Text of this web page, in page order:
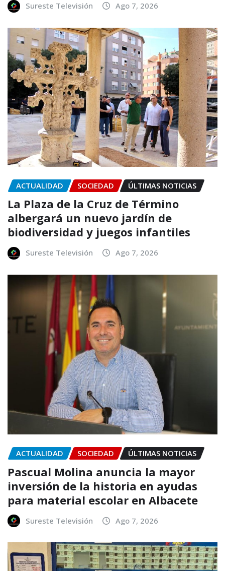
Sureste Televisión Ago 7, 2026
ACTUALIDAD SOCIEDAD ÚLTIMAS NOTICIAS
La Plaza de la Cruz de Término
albergará un nuevo jardín de
biodiversidad y juegos infantiles
Sureste Televisión Ago 7, 2026
ACTUALIDAD SOCIEDAD ÚLTIMAS NOTICIAS
Pascual Molina anuncia la mayor
inversión de la historia en ayudas
para material escolar en Albacete
Sureste Televisión Ago 7, 2026